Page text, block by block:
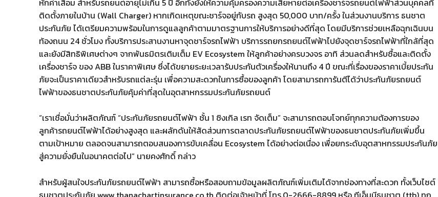
หักค่าเสื่อม สำหรับรถยนต์อายุไม่เกิน 5 ปี อีกทั้งยังให้ความคุ้มครองความเสียหายต่อเครื่องชาร์จรถยนต์ไฟฟ้าส่วนบุคคลที่
ติดตั้งภายในบ้าน (Wall Charger) หากเกิดเหตุขณะชาร์จอยู่กับรถ สูงสุด 50,000 บาท/ครั้ง ในส่วนงานบริการ ธนชาต
ประกันภัย ได้เตรียมความพร้อมในการดูแลลูกค้าตามมาตรฐานการให้บริการอย่างดีที่สุด โดยมีบริการช่วยเหลือฉุกเฉินบน
ท้องถนน 24 ชั่วโมง ทั้งบริการประสานงานหาจุดชาร์จรถไฟฟ้า บริการรถยกรถยนต์ไฟฟ้าไปยังจุดชาร์จรถไฟฟ้าที่ใกล้ที่สุด
และยังมีสิทธิพิเศษต่างๆ จากพันธมิตรเติมเต็ม EV Ecosystem ให้ลูกค้าอย่างครบวงจร อาทิ ส่วนลดสำหรับซื้อและติดตั้ง
เครื่องชาร์จ ของ ABB ในราคาพิเศษ ซึ่งได้ขยายระยะเวลารับประกันตัวเครื่องให้นานถึง 4 ปี ขณะที่เรื่องของราคาเบี้ยประกัน
ภัยจะเป็นราคาเดียวสำหรับรถแต่ละรุ่น เพื่อความสะดวกในการซื้อของลูกค้า โดยสามารถการันตีได้ว่าประกันภัยรถยนต์
ไฟฟ้าของธนชาตประกันภัยคุ้มค่าที่สุดในอุตสาหกรรมประกันภัยรถยนต์
“เราเชื่อมั่นว่าผลิตภัณฑ์ “ประกันภัยรถยนต์ไฟฟ้า ชั้น 1 ซิงเกิล เรท จัดเต็ม” จะสามารถตอบโจทย์ทุกความต้องการของ
ลูกค้ารถยนต์ไฟฟ้าได้อย่างสูงสุด และผลักดันให้สัดส่วนการตลาดประกันภัยรถยนต์ไฟฟ้าของธนชาตประกันภัยเพิ่มขึ้น
ตามเป้าหมาย ตลอดจนสามารถตอบสนองการขับเคลื่อน Ecosystem ได้อย่างต่อเนื่อง เพื่อยกระดับอุตสาหกรรมประกันภัย
สู่ความยั่งยืนในอนาคตต่อไป” นายคงศักดิ์ กล่าว
สำหรับผู้สนใจประกันภัยรถยนต์ไฟฟ้า สามารถซื้อหรือสอบถามข้อมูลผลิตภัณฑ์เพิ่มเติมได้จากช่องทางที่สะดวก ทั้งเว็บไซต์